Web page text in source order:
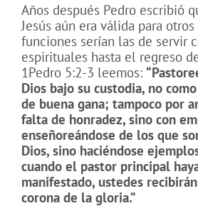
Años después Pedro escribió
Jesús aún era válida para
funciones serían las de servir
espirituales hasta el regreso
1Pedro 5:2-3 leemos:
Dios bajo su custodia, no
de buena gana; tampoco por
falta de honradez, sino con
enseñoreándose de los que
Dios, sino haciéndose
cuando el pastor principal
manifestado, ustedes
corona de la gloria.”